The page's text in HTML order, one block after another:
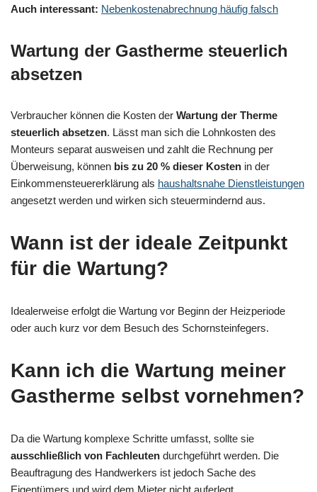
Auch interessant: Nebenkostenabrechnung häufig falsch
Wartung der Gastherme steuerlich
absetzen
Verbraucher können die Kosten der Wartung der Therme
steuerlich absetzen. Lässt man sich die Lohnkosten des
Monteurs separat ausweisen und zahlt die Rechnung per
Überweisung, können bis zu 20 % dieser Kosten in der
Einkommensteuererklärung als haushaltsnahe Dienstleistungen
angesetzt werden und wirken sich steuermindernd aus.
Wann ist der ideale Zeitpunkt
für die Wartung?
Idealerweise erfolgt die Wartung vor Beginn der Heizperiode
oder auch kurz vor dem Besuch des Schornsteinfegers.
Kann ich die Wartung meiner
Gastherme selbst vornehmen?
Da die Wartung komplexe Schritte umfasst, sollte sie
ausschließlich von Fachleuten durchgeführt werden. Die
Beauftragung des Handwerkers ist jedoch Sache des